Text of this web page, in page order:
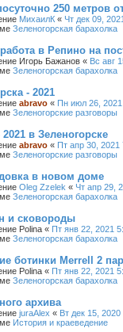
250 метров
МихаилК « Чт дек 09,
Зеленогорская барахолка
в Репино на
Игорь Бажанов « Вс авг
Зеленогорская барахолка
- 2021
abravo « Пн июл 26,
Зеленогорские разговоры
в Зеленогорске
abravo « Пт апр 30, 2021
Зеленогорские разговоры
в новом доме
Oleg Zzelek « Чт апр 29,
Зеленогорская барахолка
и сковороды
Polina « Пт янв 22, 2021
Зеленогорская барахолка
ботинки Merrell 2
Polina « Пт янв 22, 2021
Зеленогорская барахолка
архива
juraAlex « Вт дек 15, 2020
История и краеведение